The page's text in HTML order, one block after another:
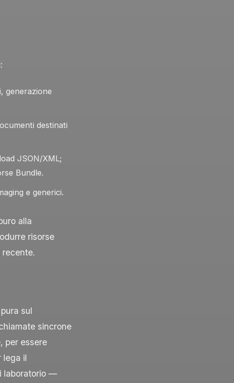
generazione
destinati
JSON/XML;
Bundle.
e generici.
alla
risorse
sul
sincrone
per essere
lega il
laboratorio —